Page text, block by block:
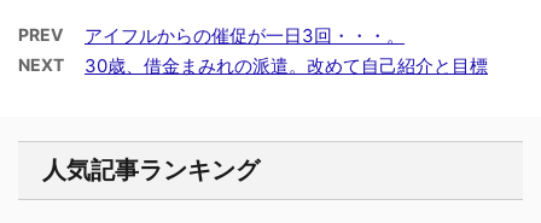
PREV アイフルからの催促が一日3回・・・。
NEXT 30歳、借金まみれの派遣。改めて自己紹介と目標
人気記事ランキング